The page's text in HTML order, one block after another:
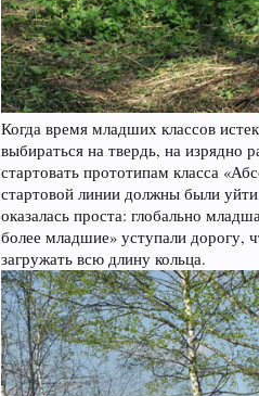
Когда время младших классов
выбираться на твердь, на изрядно
стартовать прототипам класса
стартовой линии должны были
оказалась проста: глобально
более младшие» уступали
загружать всю длину кольца.